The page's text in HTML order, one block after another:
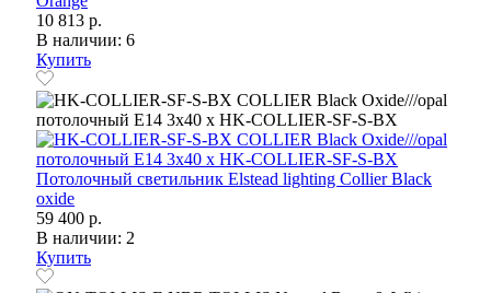
10 813 р.
В наличии: 6
Купить
Потолочный светильник Elstead lighting Collier Black
oxide
59 400 р.
В наличии: 2
Купить